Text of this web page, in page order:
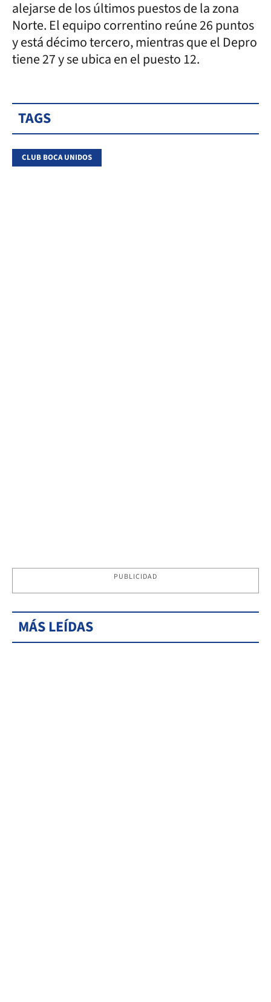
alejarse de los últimos puestos de la zona
Norte. El equipo correntino reúne 26 puntos
y está décimo tercero, mientras que el Depro
tiene 27 y se ubica en el puesto 12.
TAGS
CLUB BOCA UNIDOS
PUBLICIDAD
MÁS LEÍDAS